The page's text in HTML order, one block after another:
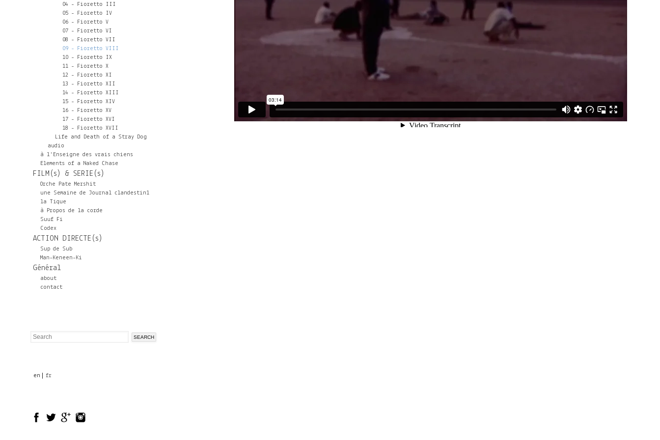
04 - Fioretto III
05 - Fioretto IV
06 - Fioretto V
07 - Fioretto VI
08 - Fioretto VII
09 - Fioretto VIII
10 - Fioretto IX
11 - Fioretto X
12 - Fioretto XI
13 - Fioretto XII
14 - Fioretto XIII
15 - Fioretto XIV
16 - Fioretto XV
17 - Fioretto XVI
18 - Fioretto XVII
Life and Death of a Stray Dog
audio
à l'Enseigne des vrais chiens
Elements of a Naked Chase
FILM(s) & SERIE(s)
Orche Pate Mershit
une Semaine de Journal clandestin1
la Tique
à Propos de la corde
Suuf Fi
Codex
ACTION DIRECTE(s)
Sup de Sub
Man-Keneen-Ki
Général
about
contact
Search
en fr